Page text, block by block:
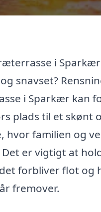
i
snavset?
i Sparkær kan
plads til et skønt
hvor familien og
Det er vigtigt at
forbliver flot og
fremover.